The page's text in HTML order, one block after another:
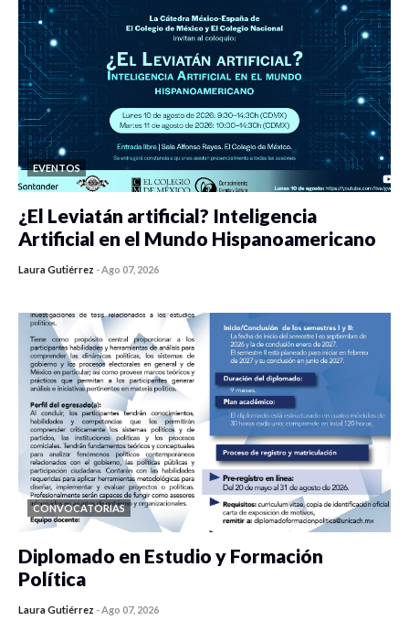
EVENTOS
¿El Leviatán artificial? Inteligencia
Artificial en el Mundo Hispanoamericano
Laura Gutiérrez -Ago 07, 2026
CONVOCATORIAS
Diplomado en Estudio y Formación
Política
Laura Gutiérrez -Ago 07, 2026